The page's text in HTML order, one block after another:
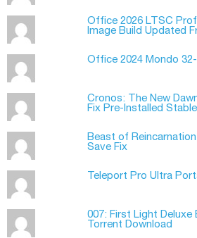
Office 2026 LTSC
Image Build Updated
Office 2024 Mondo
Cronos: The New
Fix Pre-Installed
Beast of
Save Fix
Teleport Pro Ultra
007: First Light Deluxe
Torrent Download